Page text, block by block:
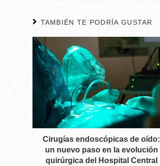
TAMBIÉN TE PODRÍA GUSTAR
Cirugías endoscópicas de oído:
un nuevo paso en la evolución
quirúrgica del Hospital Central